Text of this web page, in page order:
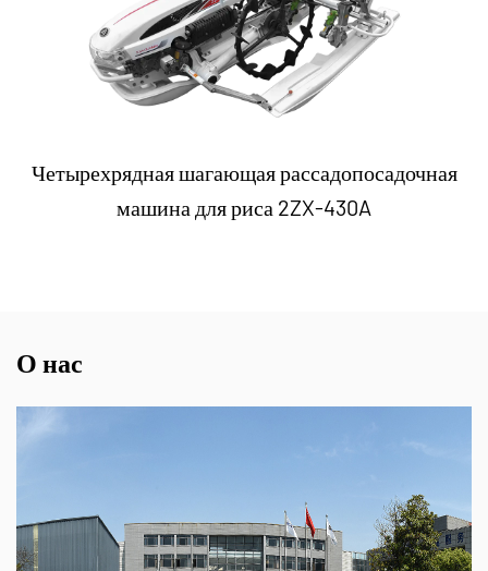
Четырехрядная шагающая рассадопосадочная
машина для риса 2ZX-430A
О нас